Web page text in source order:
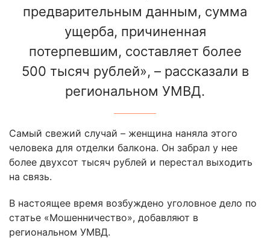
предварительным данным, сумма
ущерба, причиненная
потерпевшим, составляет более
500 тысяч рублей», – рассказали в
региональном УМВД.
Самый свежий случай – женщина наняла этого
человека для отделки балкона. Он забрал у нее
более двухсот тысяч рублей и перестал выходить
на связь.
В настоящее время возбуждено уголовное дело по
статье «Мошенничество», добавляют в
региональном УМВД.